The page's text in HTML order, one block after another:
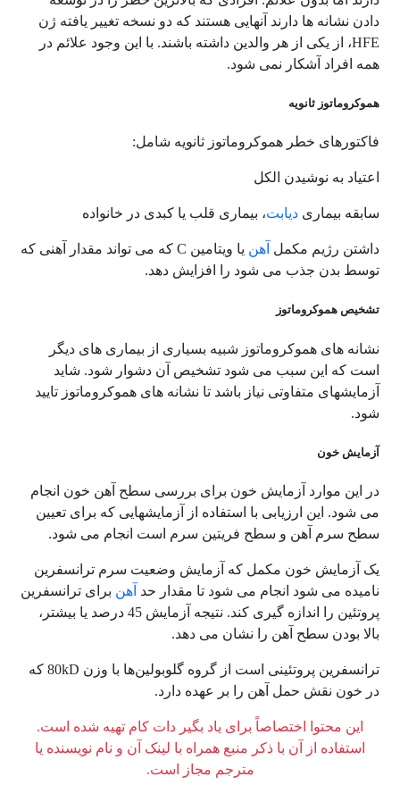
دادن نشانه ها دارند آنهایی هستند که دو نسخه تغییر یافته ژن
HFE، از یکی از هر والدین داشته باشند. با این وجود علائم در
همه افراد آشکار نمی شود.
هموکروماتوز ثانویه
فاکتورهای خطر هموکروماتوز ثانویه شامل:
اعتیاد به نوشیدن الکل
سابقه بیماری دیابت، بیماری قلب یا کبدی در خانواده
داشتن رژیم مکمل آهن
یا ویتامین C که می تواند مقدار آهنی که
توسط بدن جذب می شود را افزایش دهد.
تشخیص هموکروماتوز
نشانه های هموکروماتوز شبیه بسیاری از بیماری های دیگر
است که این سبب می شود تشخیص آن دشوار شود. شاید
آزمایشهای متفاوتی نیاز باشد تا نشانه های هموکروماتوز تایید
شود.
آزمایش خون
در این موارد آزمایش خون برای بررسی سطح آهن خون انجام
می شود. این ارزیابی با استفاده از آزمایشهایی که برای تعیین
سطح سرم آهن و سطح فریتین سرم است انجام می شود.
یک آزمایش خون مکمل که آزمایش وضعیت سرم ترانسفرین
نامیده می شود انجام می شود تا مقدار حد آهن برای ترانسفرین
پروتئین را اندازه گیری کند. نتیجه آزمایش 45 درصد یا بیشتر،
بالا بودن سطح آهن را نشان می دهد.
ترانسفرین پروتئینی است از گروه گلوبولین‌ها با وزن 80kD که
در خون نقش حمل آهن را بر عهده دارد.
این محتوا اختصاصاً برای یاد بگیر دات کام تهیه شده است.
استفاده از آن با ذکر منبع همراه با لینک آن و نام نویسنده یا
مترجم مجاز است.